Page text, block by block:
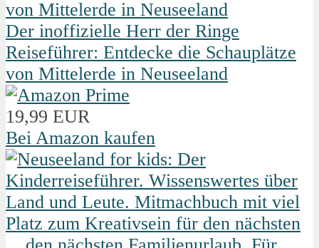
Der inoffizielle Herr der Ringe
Reiseführer: Entdecke die Schauplätze
von Mittelerde in Neuseeland
19,99 EUR
Bei Amazon kaufen